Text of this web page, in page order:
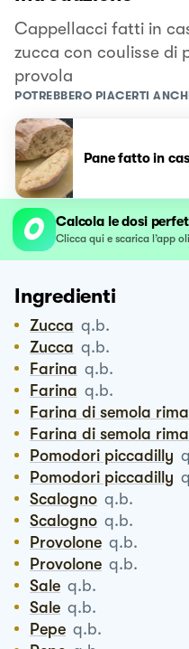
Cappellacci fatti in
zucca con coulisse di
provola
POTREBBERO PIACERTI
Pane fatto in
Calcola le dosi
Clicca qui e scarica l’app
Ingredienti
Zucca q.b.
Zucca q.b.
Farina q.b.
Farina q.b.
Farina di semola
Farina di semola
Pomodori piccadilly
Pomodori piccadilly
Scalogno q.b.
Scalogno q.b.
Provolone q.b.
Provolone q.b.
Sale q.b.
Sale q.b.
Pepe q.b.